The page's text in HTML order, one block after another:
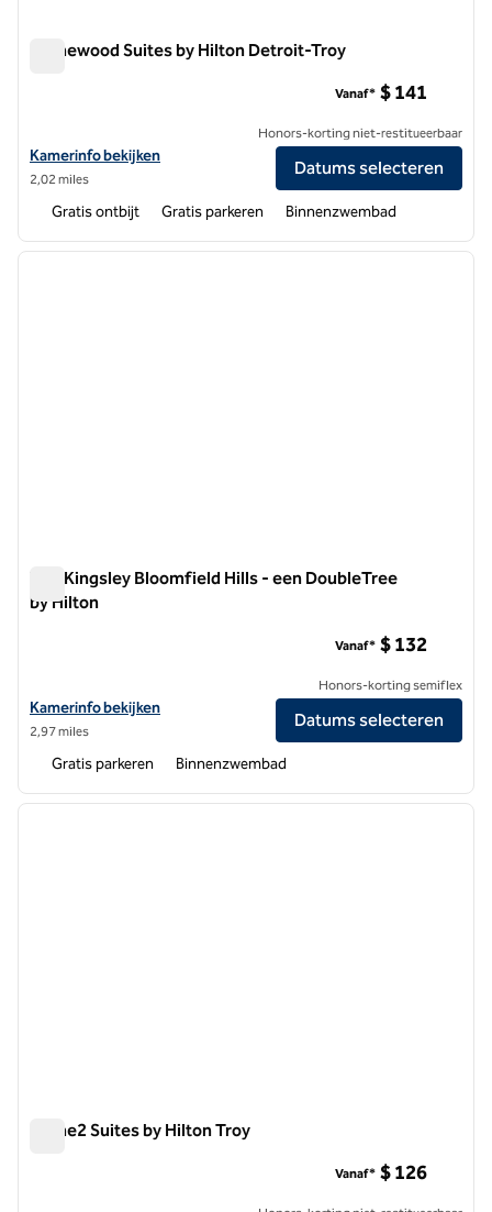
Homewood Suites by Hilton Detroit-Troy
Bekijk hoteldetails voor Homewood Suites by Hilton Detroit-Troy
Kamerinfo bekijken
2,02 miles
Vanaf* $ 141
Honors-korting niet-restitueerbaar
Datums selecteren
Gratis ontbijt Gratis parkeren Binnenzwembad
1 van 12
The Kingsley Bloomfield Hills - een DoubleTree
by Hilton
Bekijk hoteldetails voor The Kingsley Bloomfield Hills - a DoubleTree
Kamerinfo bekijken
2,97 miles
Vanaf* $ 132
Honors-korting semiflex
Datums selecteren
Gratis parkeren Binnenzwembad
1 van 12
Home2 Suites by Hilton Troy
Vanaf* $ 126